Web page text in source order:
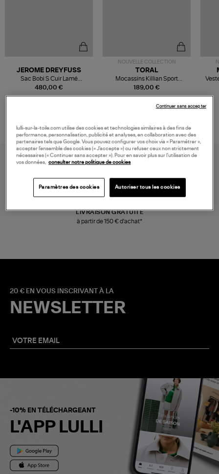
480,00 €
JEROME DREYFUSS
Sac Bobi S Cuir Lamé
Champagne
NOUVELLE COLLECTION
189,00 €
TORAL
Mocassins Killian Sport
Mousse
LIVRAISON GRATUITE
à partir de 150 € d'achat*
20 € EN VOUS INSCRIVANT À LA
NEWSLETTER
-10% EN TÉLÉCHARGEANT
L'APP LULLI
lulli-sur-la-toile.com utilise des cookies et technologies similaires à des fins de
performance, personnalisation, publicité et analyses, en collaboration avec des
partenaires tels que Google. Vous pouvez configurer vos choix via « Paramétrer »,
accepter l’ensemble des cookies (« J’accepte ») ou refuser ceux non strictement
nécessaires (« Continuer sans accepter »). Pour en savoir plus sur l’utilisation de
vos données,
consulter notre politique de cookies
Paramètres des cookies Autoriser tous les cookies
Continuer sans accepter